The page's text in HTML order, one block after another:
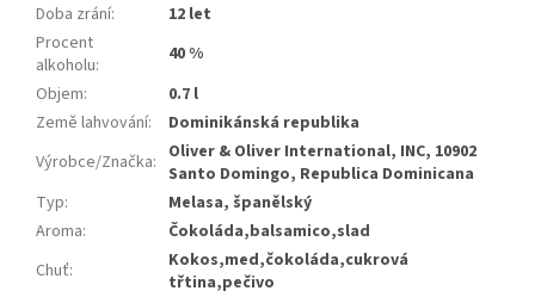
Doba zrání:
12 let
Procent
alkoholu:
40 %
Objem:
0.7 l
Země lahvování:
Dominikánská republika
Výrobce/Značka: Oliver & Oliver International, INC, 10902
Santo Domingo, Republica Dominicana
Typ:
Melasa, španělský
Aroma:
Čokoláda,balsamico,slad
Chuť:
Kokos,med,čokoláda,cukrová
třtina,pečivo